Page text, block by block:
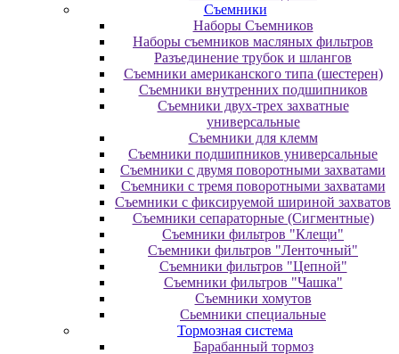
Съемники
Наборы Съемников
Наборы съемников масляных фильтров
Разъединение трубок и шлангов
Съемники американского типа (шестерен)
Съемники внутренних подшипников
Съемники двух-трех захватные
универсальные
Съемники для клемм
Съемники подшипников универсальные
Съемники с двумя поворотными захватами
Съемники с тремя поворотными захватами
Съемники с фиксируемой шириной захватов
Съемники сепараторные (Сигментные)
Съемники фильтров "Клещи"
Съемники фильтров "Ленточный"
Съемники фильтров "Цепной"
Съемники фильтров "Чашка"
Съемники хомутов
Сьемники специальные
Тормозная система
Барабанный тормоз